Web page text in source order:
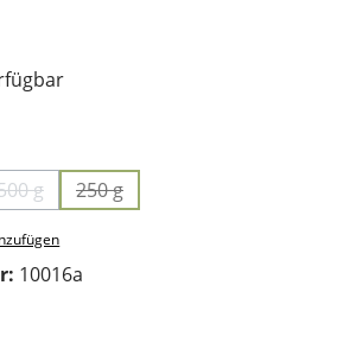
zurzeit nicht verfügbar.)
ist zurzeit nicht verfügbar.)
g
(Diese Option ist zurzeit nicht verfügbar.)
250 g(Diese Option ist zurzeit nicht
10016a